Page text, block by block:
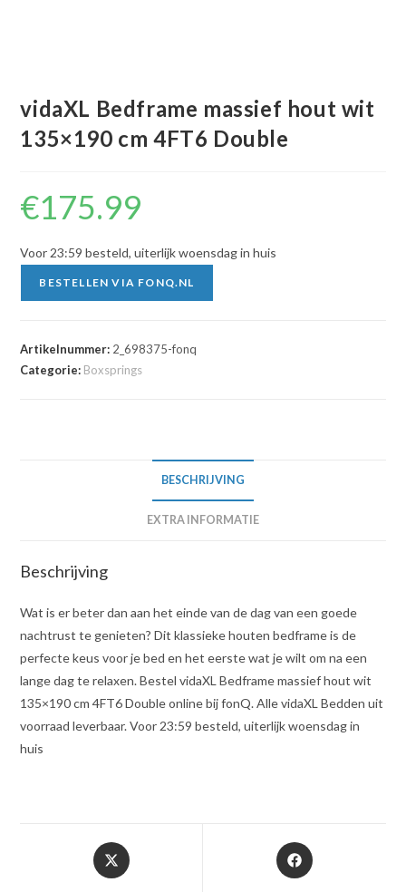
vidaXL Bedframe massief hout wit
135×190 cm 4FT6 Double
€175.99
Voor 23:59 besteld, uiterlijk woensdag in huis
BESTELLEN VIA FONQ.NL
Artikelnummer: 2_698375-fonq
Categorie: Boxsprings
BESCHRIJVING
EXTRA INFORMATIE
Beschrijving
Wat is er beter dan aan het einde van de dag van een goede
nachtrust te genieten? Dit klassieke houten bedframe is de
perfecte keus voor je bed en het eerste wat je wilt om na een
lange dag te relaxen. Bestel vidaXL Bedframe massief hout wit
135×190 cm 4FT6 Double online bij fonQ. Alle vidaXL Bedden uit
voorraad leverbaar. Voor 23:59 besteld, uiterlijk woensdag in
huis
Opent
in
Opent
in